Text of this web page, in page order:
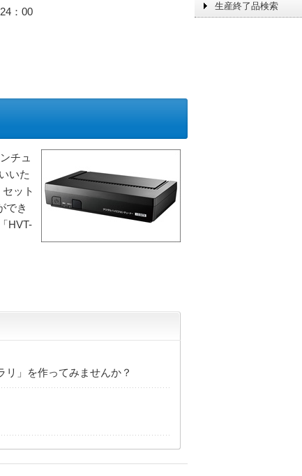
：00
チュ
いた
ット
でき
HVT-
」を作ってみませんか？
生産終了品検索